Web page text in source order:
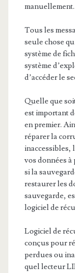
manuellement.
Tous les
seule chose
système de
système
d’accéder le
Quelle que
est important
en premier.
réparer la
inaccessibles,
vos données
si la
restaurer les
sauvegarde,
logiciel de
Logiciel de
conçus pour
perdues ou
quel lecteur